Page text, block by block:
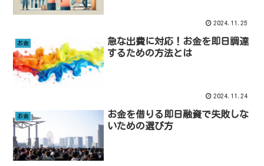
2024.11.25
お金
急な出費に対応！お金を即日調達
するための方法とは
2024.11.24
お金
お金を借りる即日融資で失敗しな
いための選び方